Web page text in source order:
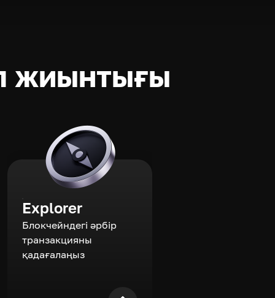
жиынтығы
Explorer
Блокчейндегі әрбір
транзакцияны
қадағалаңыз